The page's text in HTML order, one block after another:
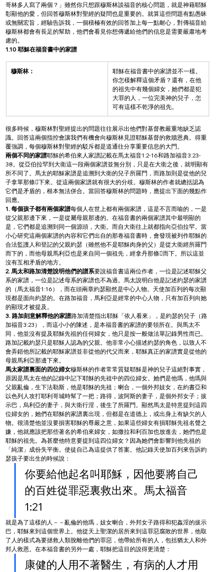
哥林多人寫了兩個？」雖然你只想跟穆斯林談福音的核心問題，就是神藉耶穌
彰顯他的愛，但回答穆斯林對聖經的疑問也是重要的。就算這些問題有點愚昧
或無關宏旨，經驗告訴我，一個積極有效的回答加上每一點耐心，對傳福音給
穆斯林都會有長足的幫助，他們會看見你想傳遞給他們的信息是需要嚴肅地考
慮的。
1.10 耶穌在福音書中的家譜
穆斯林：
耶穌在福音書中的家譜並不一樣。
你怎樣解釋這個矛盾？還有，在他
的祖先中有幾個婦女，她們都是犯
大罪的人，一位完美神的兒子，怎
可有這樣不乾淨的祖先。
很多時候，穆斯林對聖經提出的問題往往展示出他們對基督教嚴重地缺乏認
識。回答這兩個指控會讓我們有機會向穆斯林見證耶穌基督的救贖恩典。得重
覆強調，每個穆斯林對聖經的駁斥都是道通往分享重要信息的大門。
兩個不同的家譜耶穌的希伯來人家譜記載在馬太福音1:2-16和路加福音3:23-
38。從亞伯拉罕到大衛這一段兩個家譜並無分別，只是在大衛之後，就明顯有
所不同了。馬太的耶穌家譜是追溯到大衛的兒子所羅門，而路加則是從他的兒
子拿單那條下來。從這兩個家譜就有很大的分歧。穆斯林的作者就總括認為
它們是矛盾的，根本無法併合。當回答穆斯林的問題時，應提出下面的幾點作
回應。
1. 每個孩子都有兩個家譜每個人在世上都有兩個家譜，這是不言而喻的，一是
從父親那邊下來，一是從屬母親那邊的。在福音書的兩個家譜其中最明顯的
是，它們都是追溯到同一個源頭，大衛。而自大衛往上就都指向亞伯拉罕。當
小心研究這兩個家譜的內容和它們出自的那卷福音書時，會發現被列作耶穌的
合法監護人和登記的父親約瑟（雖然他不是耶穌肉身的父）是從大衛經所羅門
而下的，而他母親馬利亞也是來自同一個祖先，經拿丹那條而下。所以這並
沒有互相矛盾的地方。
2. 馬太和路加清楚說明他們的譜系要說福音書這兩位作者，一位是記述耶穌父
系的家譜，一位是記述母系的家譜也不為過。馬太說明白他是記述約瑟的家譜
的（馬太福音1:16），而在頭兩章約瑟顯然是中心人物。天使加百列的每次顯
現都是面向約瑟的。在路加福音，馬利亞是經常的中心人物，只有加百列向她
的顯現才被提及。
3. 路加刻意解釋他的家譜路加清楚指出耶穌「依人看來」，是約瑟的兒子（路
加福音3:23），而這小小的陳述，是本福音書的家譜的要領所在。與馬太不
同，他並沒有提及耶穌先祖的任何婦女，他只是按一般做法單記錄男性而已。
路加記載約瑟只是耶穌人認為的父親。他非常小心描述約瑟的角色，以致人不
會弄錯他所記載的耶穌家譜並非從他的代父而來，耶穌真正的家譜實是從他的
母親馬利亞那邊下來。
馬太家譜裏面的四位婦女穆斯林的作者常常質疑耶穌是神的兒子這絕對事實，
原因是馬太在他的記錄中記下耶穌的先祖中的四位婦女。她們是他瑪，他瑪與
父親亂倫，生下法勒斯，他是耶穌的先祖；喇合，一個外邦妓女，在約書亞和
以色列人攻打耶利哥城時幫了一把；路得，波阿斯的妻子，是個外邦女子；拔
示巴，烏利亞的妻子，與大衛行淫，後生了所羅門。顯然馬太是特意提到這四
位婦女的，她們在耶穌的家譜裏出現，但都是在道德上，或出身上有缺欠的人
物。很清楚他並沒要損害耶穌的尊嚴之意，如果這些婦女有損耶穌先祖名聲之
嫌，他就應該把那些著名的希伯來婦女，如撒拉和利百加也放進去，她們也是
耶穌的祖先。為甚麼他特意要提到這四位婦女？因為她們會影響到他先祖的
「純潔」成份失平衡。使徒自己為這提供了答案。他記錄天使加百列來告訴約
瑟孩子要出生的時候說：
你要給他起名叫耶穌，因他要將自己
的百姓從罪惡裏救出來。馬太福音
1:21
就是為了這樣的人－－亂倫的他瑪，妓女喇合，外邦女子路得和犯姦淫的拔示
巴，耶穌來到這個世界上。他從天上聖潔的居所來到這罪惡腐敗的世界，他取
了人的樣式為要拯救人類脫離他們的罪惡，他帶給所有的人，包括猶太人和外
邦人救恩。在本福音書的另外一處，耶穌把這目的說得更清楚：
康健的人用不著醫生，有病的人才用